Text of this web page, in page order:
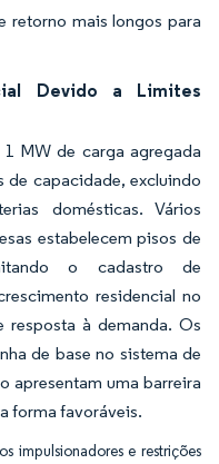
retorno mais longos para
Devido a Limites
MW de carga agregada
de capacidade, excluindo
domésticas. Vários
estabelecem pisos de
o cadastro de
residencial no
resposta à demanda. Os
de base no sistema de
apresentam uma barreira
forma favoráveis.
impulsionadores e restrições